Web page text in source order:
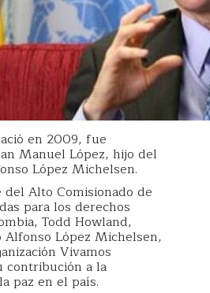
en 2009, fue
Manuel López, hijo del
López Michelsen.
Alto Comisionado de
para los derechos
Todd Howland,
López Michelsen,
Vivamos
contribución a la
paz en el país.